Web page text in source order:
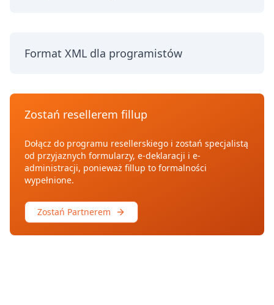
Format XML dla programistów
Zostań resellerem fillup
Dołącz do programu resellerskiego i zostań specjalistą
od przyjaznych formularzy, e-deklaracji i e-
administracji, ponieważ fillup to formalności
wypełnione.
Zostań Partnerem